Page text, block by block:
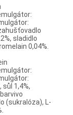
sladidlo
0,04%.
1,4%,
(sukralóza), L-